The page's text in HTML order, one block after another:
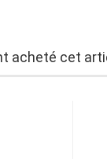
acheté cet